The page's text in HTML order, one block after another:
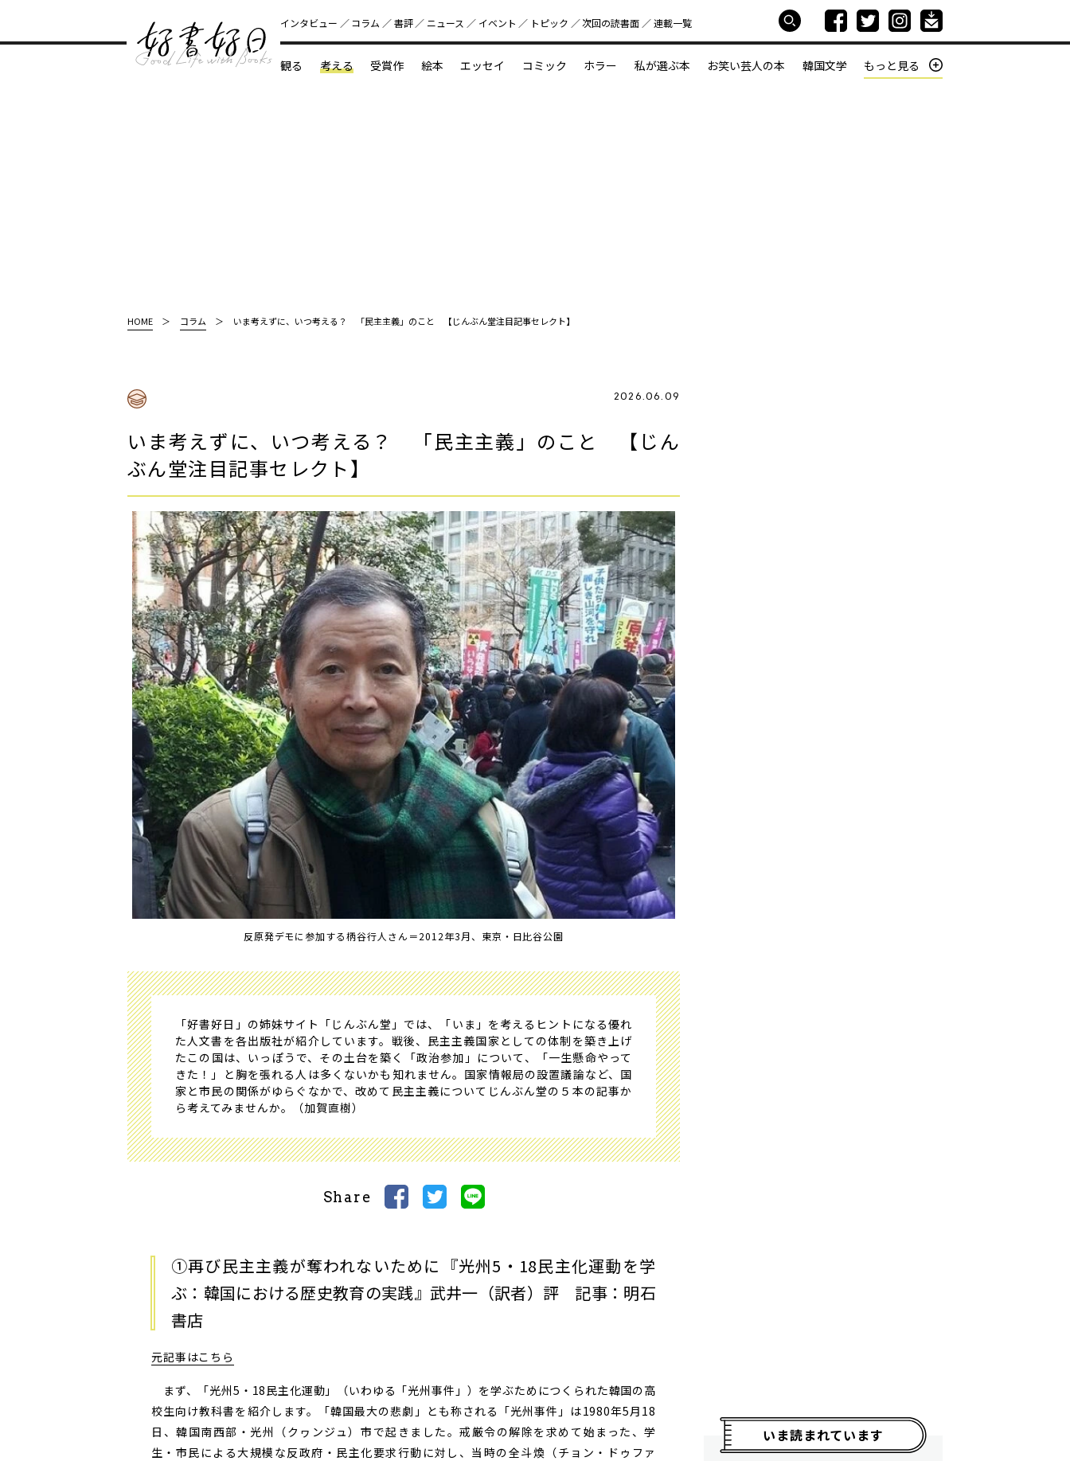
好書好日
インタビュー コラム 書評 ニュース イベント トピック 次回の読書⾯ 連載一覧
観る 考える 受賞作 絵本 エッセイ コミック ホラー 私が選ぶ本 お笑い芸人の本 韓国文学 もっと見る
HOME コラム いま考えずに、いつ考える？ 「民主主義」のこと 【じんぶん堂注目記事セレクト】
2026.06.09
いま考えずに、いつ考える？ 「民主主義」のこと 【じん
ぶん堂注目記事セレクト】
反原発デモに参加する柄谷行人さん＝2012年3月、東京・日比谷公園
「好書好日」の姉妹サイト「じんぶん堂」では、「いま」を考えるヒントになる優れ
た人文書を各出版社が紹介しています。戦後、民主主義国家としての体制を築き上げ
たこの国は、いっぽうで、その土台を築く「政治参加」について、「一生懸命やって
きた！」と胸を張れる人は多くないかも知れません。国家情報局の設置議論など、国
家と市民の関係がゆらぐなかで、改めて民主主義についてじんぶん堂の５本の記事か
ら考えてみませんか。（加賀直樹）
Share
①再び民主主義が奪われないために――『光州5・18民主化運動を学
ぶ：韓国における歴史教育の実践』武井一（訳者）評 記事：明石
書店
元記事はこちら
まず、「光州5・18民主化運動」（いわゆる「光州事件」）を学ぶためにつくられた韓国の高
校生向け教科書を紹介します。「韓国最大の悲劇」とも称される「光州事件」は1980年5月18
日、韓国南西部・光州（クヮンジュ）市で起きました。戒厳令の解除を求めて始まった、学
生・市民による大規模な反政府・民主化要求行動に対し、当時の全斗煥（チョン・ドゥファ
いま読まれています